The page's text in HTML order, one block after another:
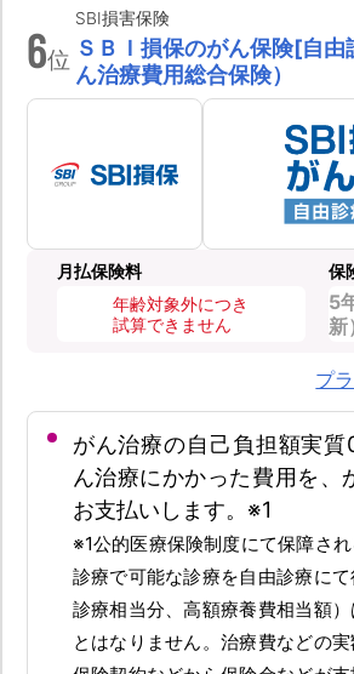
6位
SBI損害保険
ＳＢＩ損保のがん保険[自
ん治療費用総合保険）
月払保険料
年齢対象外につき
試算できません
保
5
新
プ
がん治療の自己負担額実
ん治療にかかった費用を、
お支払いします。※1
※1公的医療保険制度にて保障さ
診療で可能な診療を自由診療に
診療相当分、高額療養費相当額
とはなりません。治療費などの